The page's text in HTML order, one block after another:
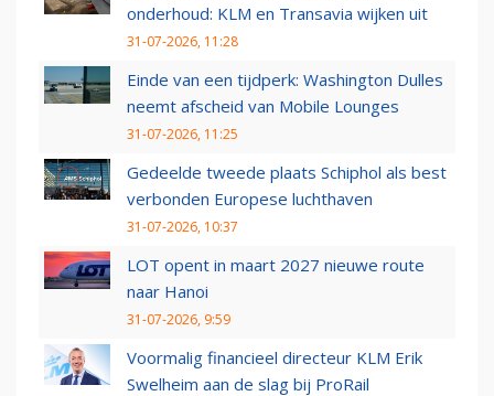
onderhoud: KLM en Transavia wijken uit
31-07-2026, 11:28
Einde van een tijdperk: Washington Dulles
neemt afscheid van Mobile Lounges
31-07-2026, 11:25
Gedeelde tweede plaats Schiphol als best
verbonden Europese luchthaven
31-07-2026, 10:37
LOT opent in maart 2027 nieuwe route
naar Hanoi
31-07-2026, 9:59
Voormalig financieel directeur KLM Erik
Swelheim aan de slag bij ProRail